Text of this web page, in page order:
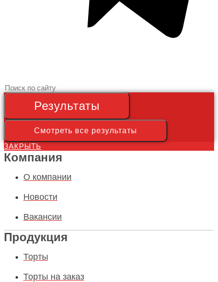
Search
...
Результаты
Смотреть все результаты
ЗАКРЫТЬ
Компания
О компании
Новости
Вакансии
Продукция
Торты
Торты на заказ